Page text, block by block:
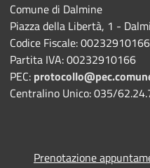
Comune di Dalmine
Piazza della Libertà, 1 -
Codice Fiscale: 00232910166
Partita IVA: 00232910166
PEC:
Centralino Unico: 035/
Prenotazione